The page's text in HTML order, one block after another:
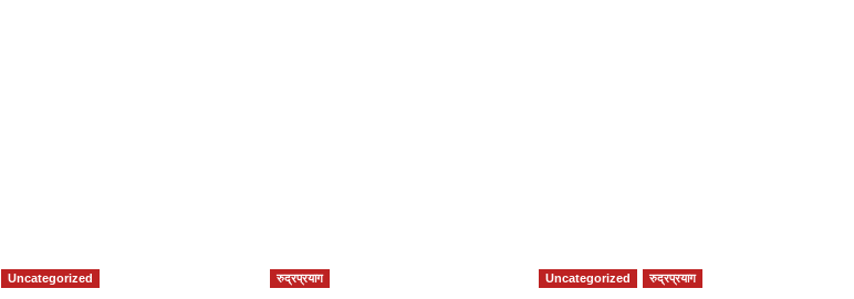
Uncategorized रुद्रप्रयाग Uncategorized रुद्रप्रयाग